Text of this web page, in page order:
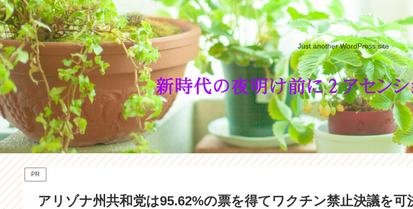
Just another WordPress site
PR
アリゾナ州共和党は95.62%の票を得てワクチン禁止決議を可